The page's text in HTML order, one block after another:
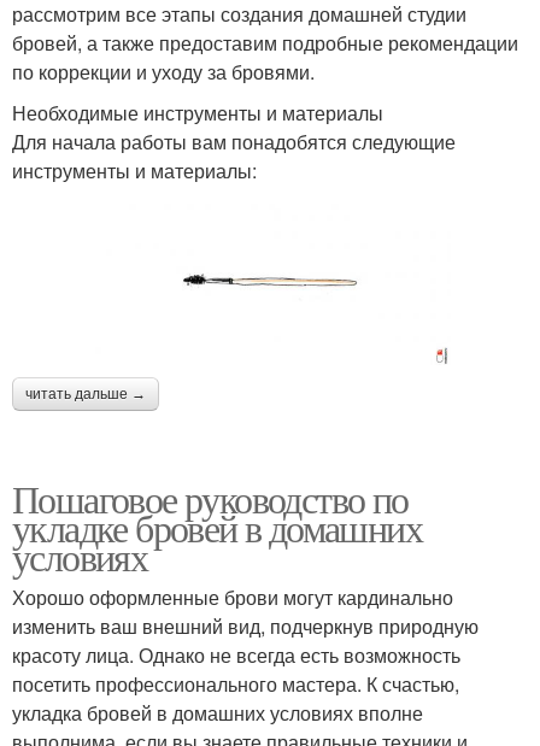
рассмотрим все этапы создания домашней студии
бровей, а также предоставим подробные рекомендации
по коррекции и уходу за бровями.
Необходимые инструменты и материалы
Для начала работы вам понадобятся следующие
инструменты и материалы:
читать дальше →
Пошаговое руководство по
укладке бровей в домашних
условиях
Хорошо оформленные брови могут кардинально
изменить ваш внешний вид, подчеркнув природную
красоту лица. Однако не всегда есть возможность
посетить профессионального мастера. К счастью,
укладка бровей в домашних условиях вполне